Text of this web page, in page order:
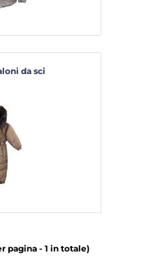
da sci
pagina - 1 in totale)